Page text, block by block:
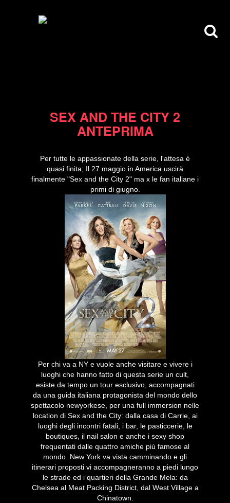
SEX AND THE CITY 2
ANTEPRIMA
Per tutte le appassionate della serie, l'attesa è
quasi finita; Il 27 maggio in America uscirà
finalmente "Sex and the City 2" ma x le fan italiane i
primi di giugno.
Per chi va a NY e vuole anche visitare e vivere i
luoghi che hanno fatto di questa serie un cult,
esiste da tempo un tour esclusivo, accompagnati
da una guida italiana protagonista del mondo dello
spettacolo newyorkese, per una full immersion nelle
location di Sex and the City: dalla casa di Carrie, ai
luoghi degli incontri fatali, i bar, le pasticcerie, le
boutiques, il nail salon e anche i sexy shop
frequentati dalle quattro amiche più famose al
mondo. New York va vista camminando e gli
itinerari proposti vi accompagneranno a piedi lungo
le strade ed i quartieri della Grande Mela: da
Chelsea al Meat Packing District, dal West Village a
Chinatown.